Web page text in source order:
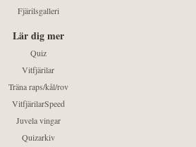
Fjärilsgalleri
Lär dig mer
Quiz
Vitfjärilar
Träna raps/kål/rov
VitfjärilarSpeed
Juvela vingar
Quizarkiv